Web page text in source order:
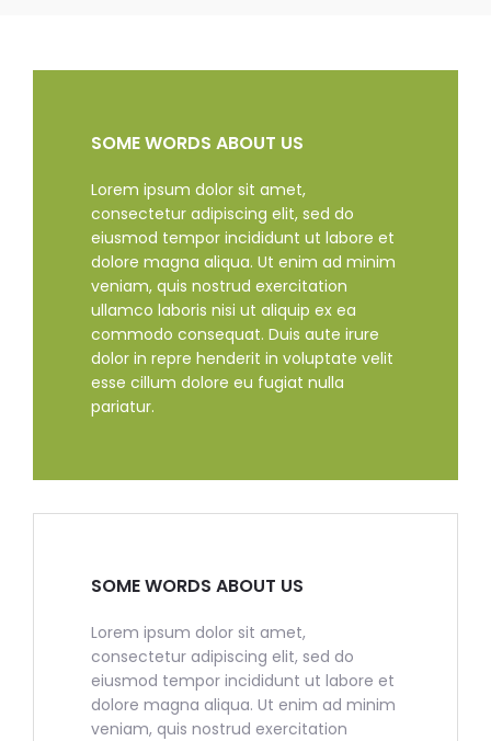
SOME WORDS ABOUT US
Lorem ipsum dolor sit amet,
consectetur adipiscing elit, sed do
eiusmod tempor incididunt ut labore et
dolore magna aliqua. Ut enim ad minim
veniam, quis nostrud exercitation
ullamco laboris nisi ut aliquip ex ea
commodo consequat. Duis aute irure
dolor in repre henderit in voluptate velit
esse cillum dolore eu fugiat nulla
pariatur.
SOME WORDS ABOUT US
Lorem ipsum dolor sit amet,
consectetur adipiscing elit, sed do
eiusmod tempor incididunt ut labore et
dolore magna aliqua. Ut enim ad minim
veniam, quis nostrud exercitation